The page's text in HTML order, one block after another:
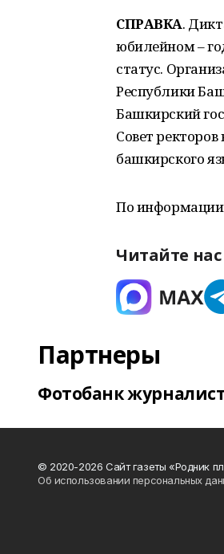
СПРАВКА.
юбилейном –
статус.
Республики
Башкирский
Совет
башкирского
По информации
Читайте нас
Партнеры
Фотобанк
© 2020-2026 Сайт газеты «Родник
Об использовании персональных